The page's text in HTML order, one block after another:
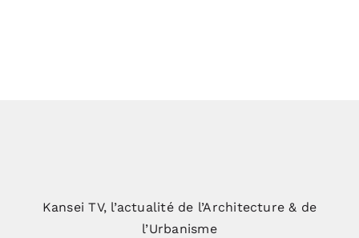
Kansei TV, l’actualité de l’Architecture & de
l’Urbanisme